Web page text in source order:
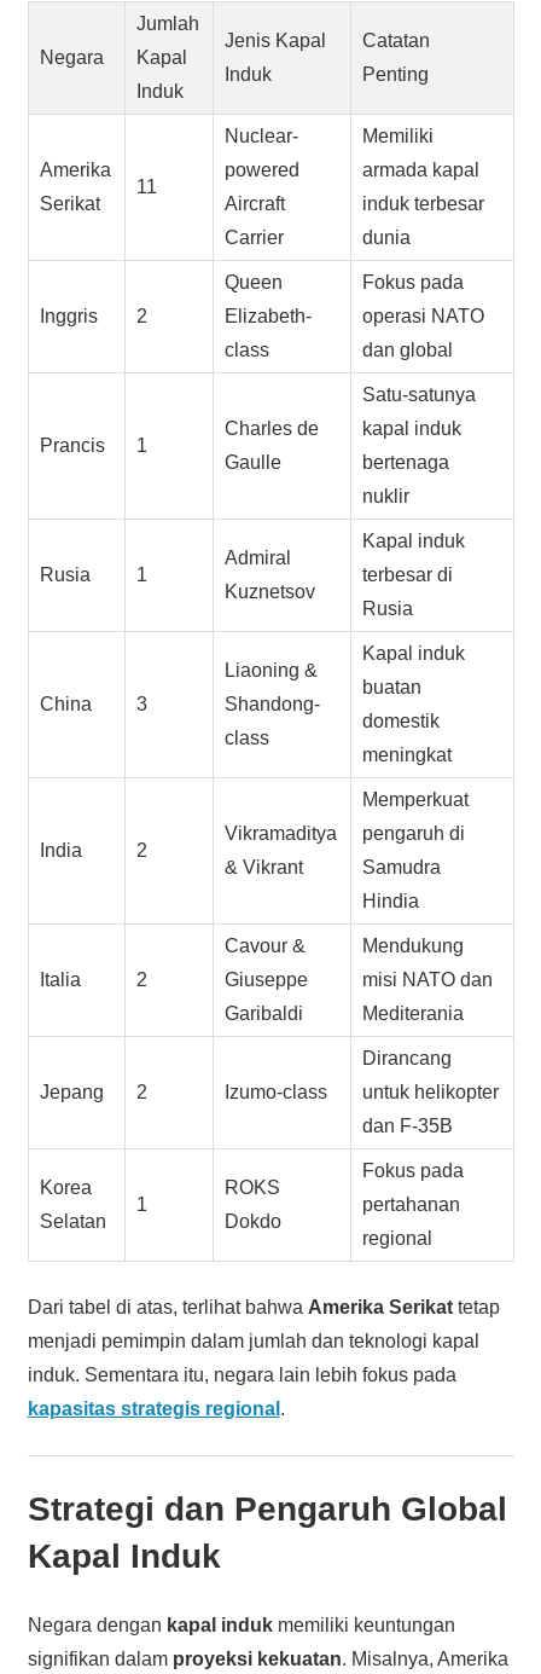
Negara
Jumlah
Kapal
Induk
Jenis Kapal
Induk
Catatan
Penting
Amerika
Serikat
11
Nuclear-
powered
Aircraft
Carrier
Memiliki
armada kapal
induk terbesar
dunia
Inggris 2
Queen
Elizabeth-
class
Fokus pada
operasi NATO
dan global
Prancis 1
Charles de
Gaulle
Satu-satunya
kapal induk
bertenaga
nuklir
Rusia 1
Admiral
Kuznetsov
Kapal induk
terbesar di
Rusia
China 3
Liaoning &
Shandong-
class
Kapal induk
buatan
domestik
meningkat
India 2
Vikramaditya
& Vikrant
Memperkuat
pengaruh di
Samudra
Hindia
Italia 2
Cavour &
Giuseppe
Garibaldi
Mendukung
misi NATO dan
Mediterania
Jepang 2 Izumo-class
Dirancang
untuk helikopter
dan F-35B
Korea
Selatan
1
ROKS
Dokdo
Fokus pada
pertahanan
regional
Dari tabel di atas, terlihat bahwa Amerika Serikattetap
menjadi pemimpin dalam jumlah dan teknologi kapal
induk. Sementara itu, negara lain lebih fokus pada
kapasitas strategis regional .
Strategi dan Pengaruh Global
Kapal Induk
Negara dengan kapal indukmemiliki keuntungan
signifikan dalam proyeksi kekuatan. Misalnya, Amerika